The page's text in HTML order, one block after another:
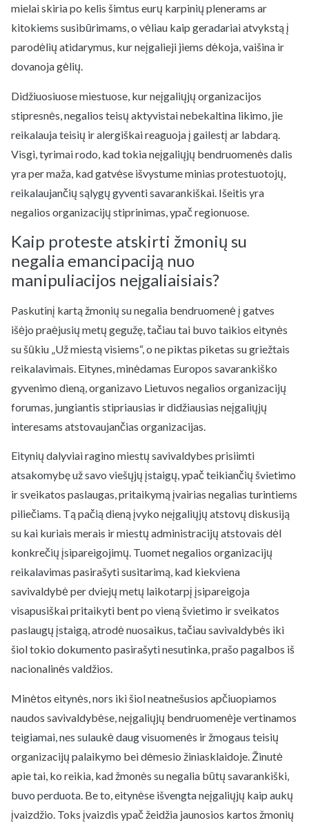
mielai skiria po kelis šimtus eurų karpinių plenerams ar
kitokiems susibūrimams, o vėliau kaip geradariai atvykstą į
parodėlių atidarymus, kur neįgalieji jiems dėkoja, vaišina ir
dovanoja gėlių.
Didžiuosiuose miestuose, kur neįgaliųjų organizacijos
stipresnės, negalios teisų aktyvistai nebekaltina likimo, jie
reikalauja teisių ir alergiškai reaguoja į gailestį ar labdarą.
Visgi, tyrimai rodo, kad tokia neįgaliųjų bendruomenės dalis
yra per maža, kad gatvėse išvystume minias protestuotojų,
reikalaujančių sąlygų gyventi savarankiškai. Išeitis yra
negalios organizacijų stiprinimas, ypač regionuose.
Kaip proteste atskirti žmonių su
negalia emancipaciją nuo
manipuliacijos neįgaliaisiais?
Paskutinį kartą žmonių su negalia bendruomenė į gatves
išėjo praėjusių metų gegužę, tačiau tai buvo taikios eitynės
su šūkiu „Už miestą visiems“, o ne piktas piketas su griežtais
reikalavimais. Eitynes, minėdamas Europos savarankiško
gyvenimo dieną, organizavo Lietuvos negalios organizacijų
forumas, jungiantis stipriausias ir didžiausias neįgaliųjų
interesams atstovaujančias organizacijas.
Eitynių dalyviai ragino miestų savivaldybes prisiimti
atsakomybę už savo viešųjų įstaigų, ypač teikiančių švietimo
ir sveikatos paslaugas, pritaikymą įvairias negalias turintiems
piliečiams. Tą pačią dieną įvyko neįgaliųjų atstovų diskusiją
su kai kuriais merais ir miestų administracijų atstovais dėl
konkrečių įsipareigojimų. Tuomet negalios organizacijų
reikalavimas pasirašyti susitarimą, kad kiekviena
savivaldybė per dviejų metų laikotarpį įsipareigoja
visapusiškai pritaikyti bent po vieną švietimo ir sveikatos
paslaugų įstaigą, atrodė nuosaikus, tačiau savivaldybės iki
šiol tokio dokumento pasirašyti nesutinka, prašo pagalbos iš
nacionalinės valdžios.
Minėtos eitynės, nors iki šiol neatnešusios apčiuopiamos
naudos savivaldybėse, neįgaliųjų bendruomenėje vertinamos
teigiamai, nes sulaukė daug visuomenės ir žmogaus teisių
organizacijų palaikymo bei dėmesio žiniasklaidoje. Žinutė
apie tai, ko reikia, kad žmonės su negalia būtų savarankiški,
buvo perduota. Be to, eitynėse išvengta neįgaliųjų kaip aukų
įvaizdžio. Toks įvaizdis ypač žeidžia jaunosios kartos žmonių